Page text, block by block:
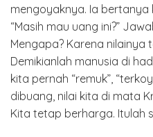
mengoyaknya. Ia
“Masih mau uang ini?”
Mengapa? Karena nilainya
Demikianlah manusia di
kita pernah “remuk”,
dibuang, nilai kita di mata
Kita tetap berharga. Itulah